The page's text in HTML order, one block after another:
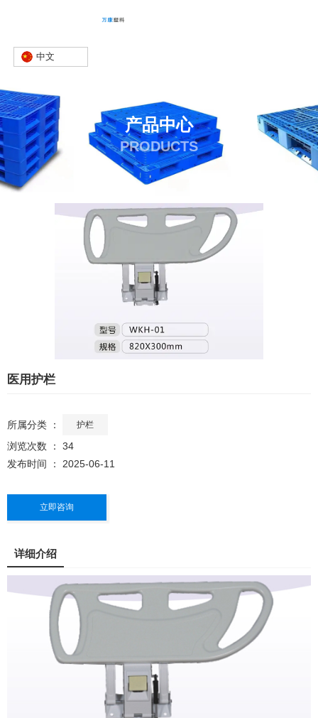
中文
产品中心
PRODUCTS
首页 - 产品 - 护栏 -
医用护栏
所属分类 ： 护栏
浏览次数 ： 34
发布时间 ： 2025-06-11
立即咨询
详细介绍